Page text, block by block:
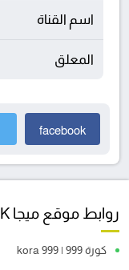
اسم القناة
المعلق
facebook
روابط موقع ميجا 4K
كورة 999 | kora 999